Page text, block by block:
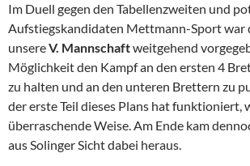
Im Duell gegen den Tabellenzweiten und
Aufstiegskandidaten Mettmann-Sport war
unsereV. Mannschaftweitgehend
Möglichkeit den Kampf an den ersten 4
zu halten und an den unteren Brettern zu
der erste Teil dieses Plans hat funktioniert,
überraschende Weise. Am Ende kam
aus Solinger Sicht dabei heraus.